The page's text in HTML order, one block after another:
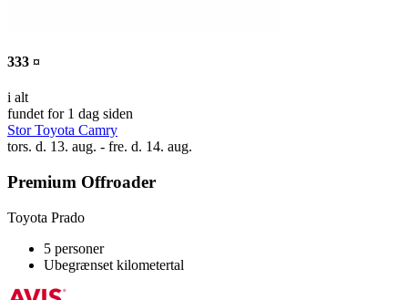
333 ¤
i alt
fundet for 1 dag siden
Stor Toyota Camry
tors. d. 13. aug. - fre. d. 14. aug.
Premium Offroader
Toyota Prado
5 personer
Ubegrænset kilometertal